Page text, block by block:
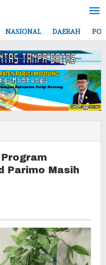
NASIONAL DAERAH
Program
Parimo Masih